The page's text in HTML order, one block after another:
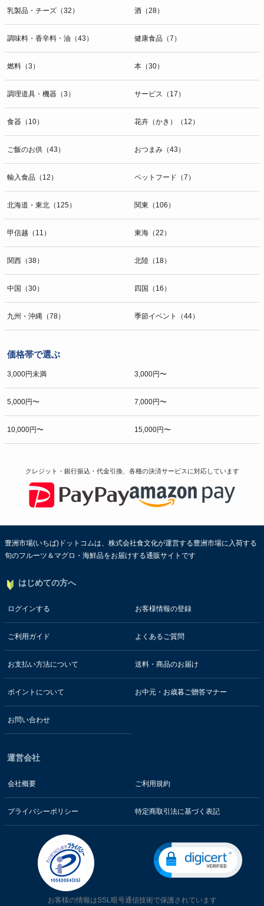
個人情報に関する問合わせ窓口
〒106-0044 東京都港区東麻布一丁目２７番１号 東麻布食文化ビル４
ＦＡＸ：047-401-6847
乳製品・チーズ（32） 酒（28）
調味料・香辛料・油（43） 健康食品（7）
燃料（3） 本（30）
調理道具・機器（3） サービス（17）
食器（10） 花卉（かき）（12）
ご飯のお供（43） おつまみ（43）
輸入食品（12） ペットフード（7）
北海道・東北（125） 関東（106）
甲信越（11） 東海（22）
関西（38） 北陸（18）
中国（30） 四国（16）
九州・沖縄（78） 季節イベント（44）
価格帯で選ぶ
3,000円未満 3,000円〜
5,000円〜 7,000円〜
10,000円〜 15,000円〜
クレジット・銀行振込・代金引換、各種の決済サービスに対応しています
豊洲市場(いちば)ドットコムは、株式会社食文化が運営する豊洲市場に入荷する
旬のフルーツ＆マグロ・海鮮品をお届けする通販サイトです
はじめての方へ
ログインする お客様情報の登録
ご利用ガイド よくあるご質問
お支払い方法について 送料・商品のお届け
ポイントについて お中元・お歳暮ご贈答マナー
お問い合わせ
運営会社
会社概要 ご利用規約
プライバシーポリシー 特定商取引法に基づく表記
お客様の情報はSSL暗号通信技術で保護されています